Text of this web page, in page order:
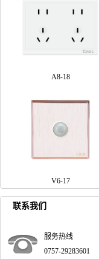
A8-18
V6-17
联系我们
服务热线
0757-29283601